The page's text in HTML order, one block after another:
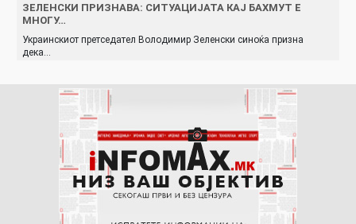
ЗЕЛЕНСКИ ПРИЗНАВА: СИТУАЦИЈАТА КАЈ БАХМУТ Е
МНОГУ…
Украинскиот претседател Володимир Зеленски синоќа призна
дека…